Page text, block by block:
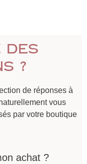
des
?
de réponses à
vous
par votre boutique
achat ?